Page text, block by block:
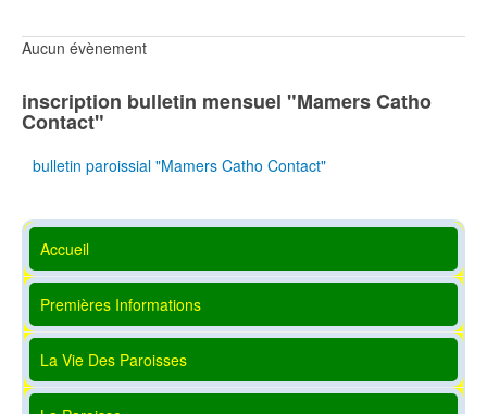
Aucun évènement
inscription bulletin mensuel "Mamers Catho
Contact"
bulletin paroissial "Mamers Catho Contact"
Accueil
Premières Informations
La Vie Des Paroisses